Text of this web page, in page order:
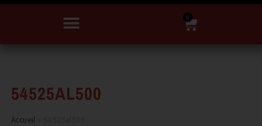
0
54525AL500
Accueil